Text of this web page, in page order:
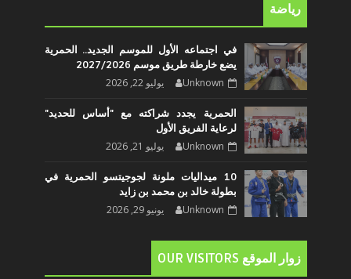
رياضة
في اجتماعه الأول للموسم الجديد.. الحمرية
يضع خارطة طريق موسم 2027/2026
Unknown يوليو 22, 2026
الحمرية يجدد شراكته مع "أساس للحديد"
لرعاية الفريق الأول
Unknown يوليو 21, 2026
10 ميداليات ملونة لجوجيتسو الحمرية في
بطولة خالد بن محمد بن زايد
Unknown يونيو 29, 2026
زوار الموقع OUR VISITORS